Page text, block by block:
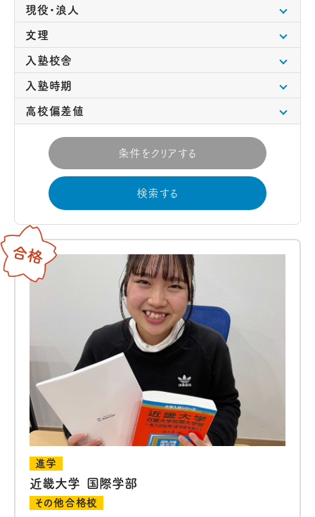
現役・浪人
文理
入塾校舎
入塾時期
高校偏差値
条件をクリアする
検索する
進学
近畿大学 国際学部
その他合格校